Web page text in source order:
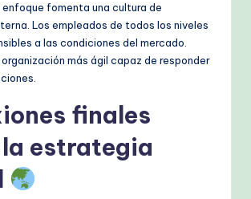
fomenta una cultura de
Los empleados de todos los niveles
a las condiciones del mercado.
más ágil capaz de responder
finales
estrategia